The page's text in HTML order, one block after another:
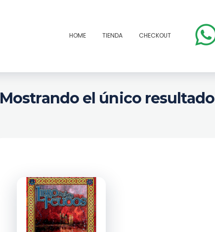
HOME TIENDA CHECKOUT
Mostrando el único resultado